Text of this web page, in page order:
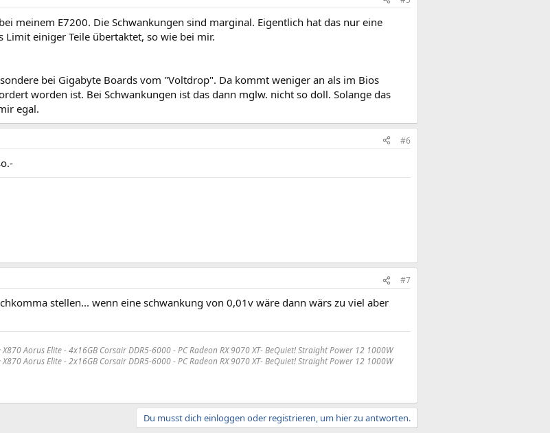
meinem E7200. Die Schwankungen sind marginal. Eigentlich hat das nur eine
Limit einiger Teile übertaktet, so wie bei mir.
bei Gigabyte Boards vom "Voltdrop". Da kommt weniger an als im Bios
worden ist. Bei Schwankungen ist das dann mglw. nicht so doll. Solange das
egal.
#6
#7
stellen... wenn eine schwankung von 0,01v wäre dann wärs zu viel aber
Aorus Elite - 4x16GB Corsair DDR5-6000 -PC Radeon RX 9070 XT- BeQuiet! Straight Power 12 1000W
Aorus Elite - 2x16GB Corsair DDR5-6000 -PC Radeon RX 9070 XT- BeQuiet! Straight Power 12 1000W
Du musst dich einloggen oder registrieren, um hier zu antworten.